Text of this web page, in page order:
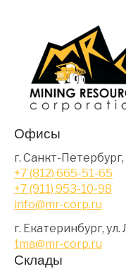
Офисы
г. Санкт-
+7 (812) 665-51-65
+7 (911) 953-10-98
info@mr-corp.ru
г. Екатеринбург, ул.
tma@mr-corp.ru
Склады